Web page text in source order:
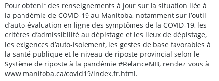
Pour obtenir des renseignements à jour sur la situation liée à
la pandémie de COVID-19 au Manitoba, notamment sur l’outil
d’auto-évaluation en ligne des symptômes de la COVID-19, les
critères d’admissibilité au dépistage et les lieux de dépistage,
les exigences d’auto-isolement, les gestes de base favorables à
la santé publique et le niveau de riposte provincial selon le
Système de riposte à la pandémie #RelanceMB, rendez-vous à
www.manitoba.ca/covid19/index.fr.html.